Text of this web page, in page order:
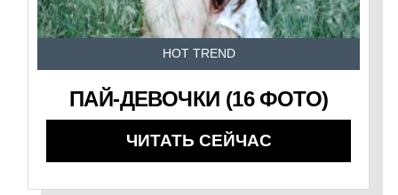
HOT TREND
ПАЙ-ДЕВОЧКИ (16 ФОТО)
ЧИТАТЬ СЕЙЧАС